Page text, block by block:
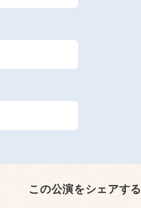
この公演をシェアする